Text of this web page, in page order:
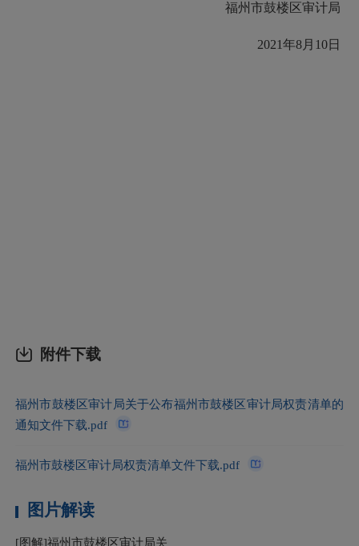
福州市鼓楼区审计局
2021年8月10日
附件下载
福州市鼓楼区审计局关于公布福州市鼓楼区审计局权责清单的
通知文件下载.pdf
福州市鼓楼区审计局权责清单文件下载.pdf
图片解读
[图解]福州市鼓楼区审计局关